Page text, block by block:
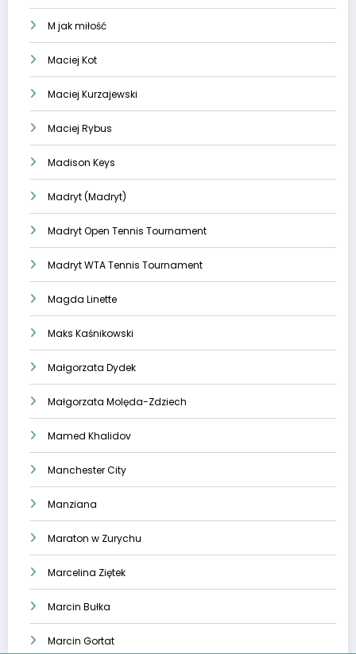
M jak miłość
Maciej Kot
Maciej Kurzajewski
Maciej Rybus
Madison Keys
Madryt (Madryt)
Madryt Open Tennis Tournament
Madryt WTA Tennis Tournament
Magda Linette
Maks Kaśnikowski
Małgorzata Dydek
Małgorzata Molęda-Zdziech
Mamed Khalidov
Manchester City
Manziana
Maraton w Zurychu
Marcelina Ziętek
Marcin Bułka
Marcin Gortat